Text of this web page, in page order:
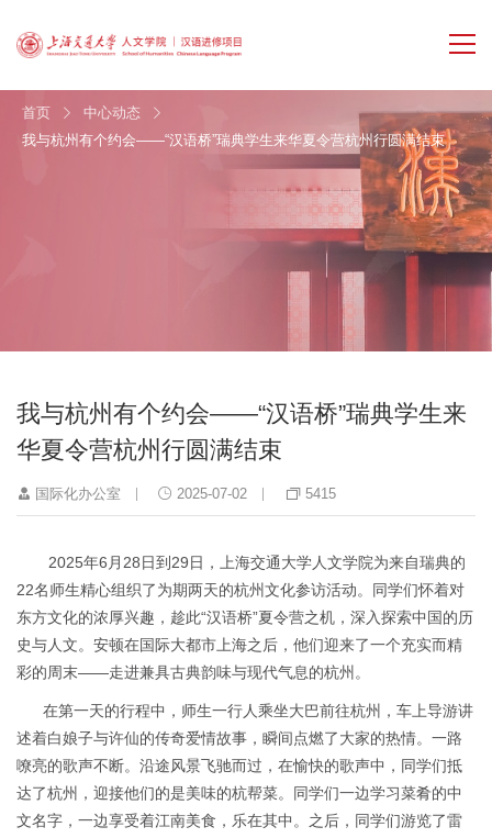
首页
中心动态
我与杭州有个约会——“汉语桥”瑞典学生来华夏令营杭州行圆满结束
我与杭州有个约会——“汉语桥”瑞典学生来
华夏令营杭州行圆满结束
国际化办公室 2025-07-02 5415
2025年6 月 28日到 29日，上海交通大学人文学院为来自瑞典的
22名师生精心组织了为期两天的杭州文化参访活动。同学们怀着对
东方文化的浓厚兴趣，趁此“汉语桥”夏令营之机，深入探索中国的历
史与人文。安顿在国际大都市上海之后，他们迎来了一个充实而精
彩的周末——走进兼具古典韵味与现代气息的杭州。
在第一天的行程中，师生一行人乘坐大巴前往杭州，车上导游讲
述着白娘子与许仙的传奇爱情故事，瞬间点燃了大家的热情。一路
嘹亮的歌声不断。沿途风景飞驰而过，在愉快的歌声中，同学们抵
达了杭州，迎接他们的是美味的杭帮菜。同学们一边学习菜肴的中
文名字，一边享受着江南美食，乐在其中。之后，同学们游览了雷